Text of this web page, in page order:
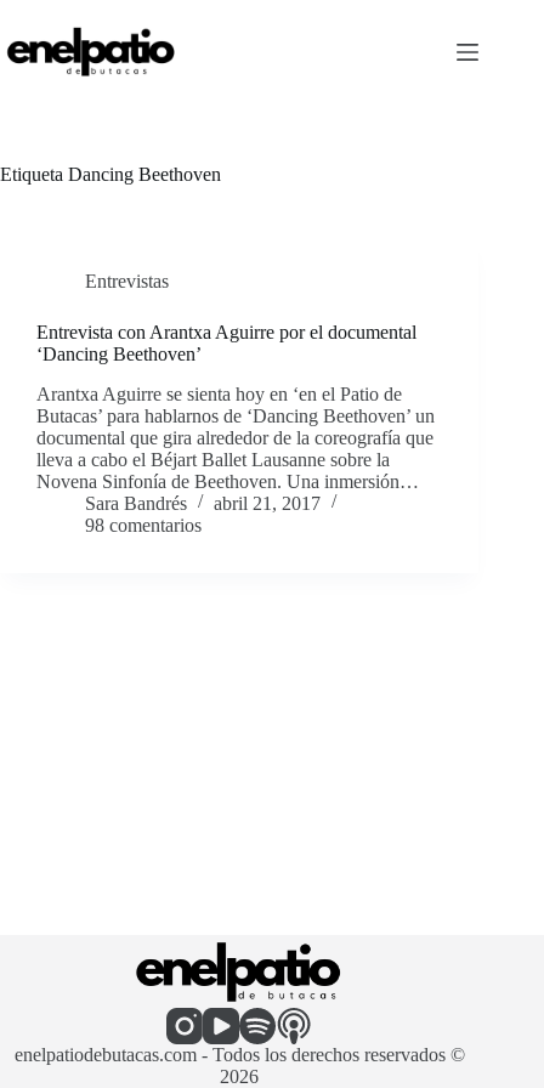
contenido
Etiqueta Dancing Beethoven
Entrevistas
Entrevista con Arantxa Aguirre por el documental
‘Dancing Beethoven’
Arantxa Aguirre se sienta hoy en ‘en el Patio de
Butacas’ para hablarnos de ‘Dancing Beethoven’ un
documental que gira alrededor de la coreografía que
lleva a cabo el Béjart Ballet Lausanne sobre la
Novena Sinfonía de Beethoven. Una inmersión…
Sara Bandrés
abril 21, 2017
98 comentarios
enelpatiodebutacas.com - Todos los derechos reservados ©
2026